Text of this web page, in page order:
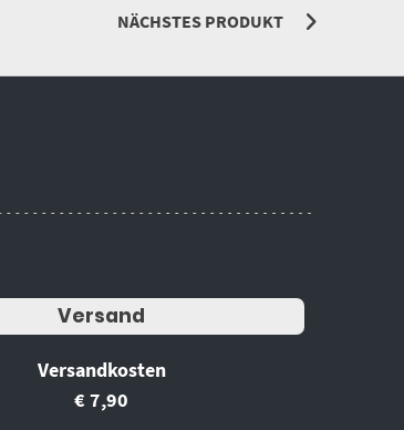
NÄCHSTES PRODUKT
Versand
Versandkosten
€ 7,90